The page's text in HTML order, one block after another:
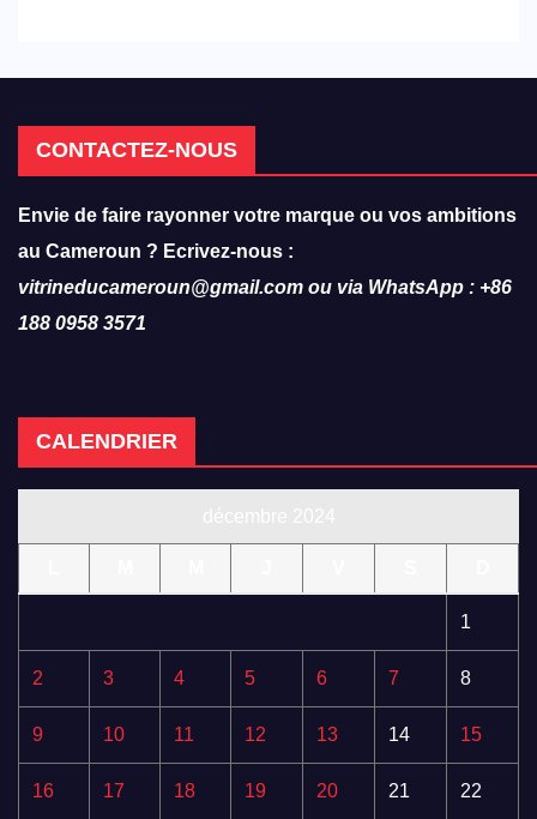
CONTACTEZ-NOUS
Envie de faire rayonner votre marque ou vos ambitions
au Cameroun ? Ecrivez-nous :
vitrineducameroun@gmail.com ou via WhatsApp : +86
188 0958 3571
CALENDRIER
1
2 3 4 5 6 7 8
9 10 11 12 13 14 15
16 17 18 19 20 21 22